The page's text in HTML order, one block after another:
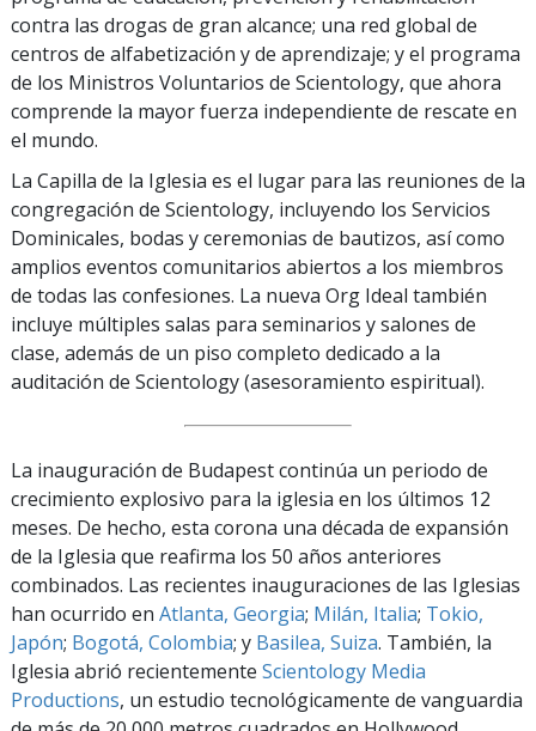
contra las drogas de gran alcance; una red global de
centros de alfabetización y de aprendizaje; y el programa
de los Ministros Voluntarios de Scientology, que ahora
comprende la mayor fuerza independiente de rescate en
el mundo.
La Capilla de la Iglesia es el lugar para las reuniones de la
congregación de Scientology, incluyendo los Servicios
Dominicales, bodas y ceremonias de bautizos, así como
amplios eventos comunitarios abiertos a los miembros
de todas las confesiones. La nueva Org Ideal también
incluye múltiples salas para seminarios y salones de
clase, además de un piso completo dedicado a la
auditación de Scientology (asesoramiento espiritual).
La inauguración de Budapest continúa un periodo de
crecimiento explosivo para la iglesia en los últimos 12
meses. De hecho, esta corona una década de expansión
de la Iglesia que reafirma los 50 años anteriores
combinados. Las recientes inauguraciones de las Iglesias
han ocurrido en Atlanta, Georgia; Milán, Italia; Tokio,
Japón; Bogotá, Colombia; y Basilea, Suiza. También, la
Iglesia abrió recientemente Scientology Media
Productions, un estudio tecnológicamente de vanguardia